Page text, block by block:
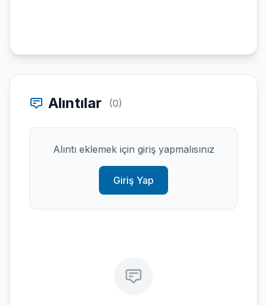
Alıntılar (0)
Alıntı eklemek için giriş yapmalısınız
Giriş Yap